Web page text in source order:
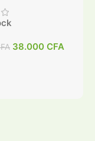
38.000 CFA